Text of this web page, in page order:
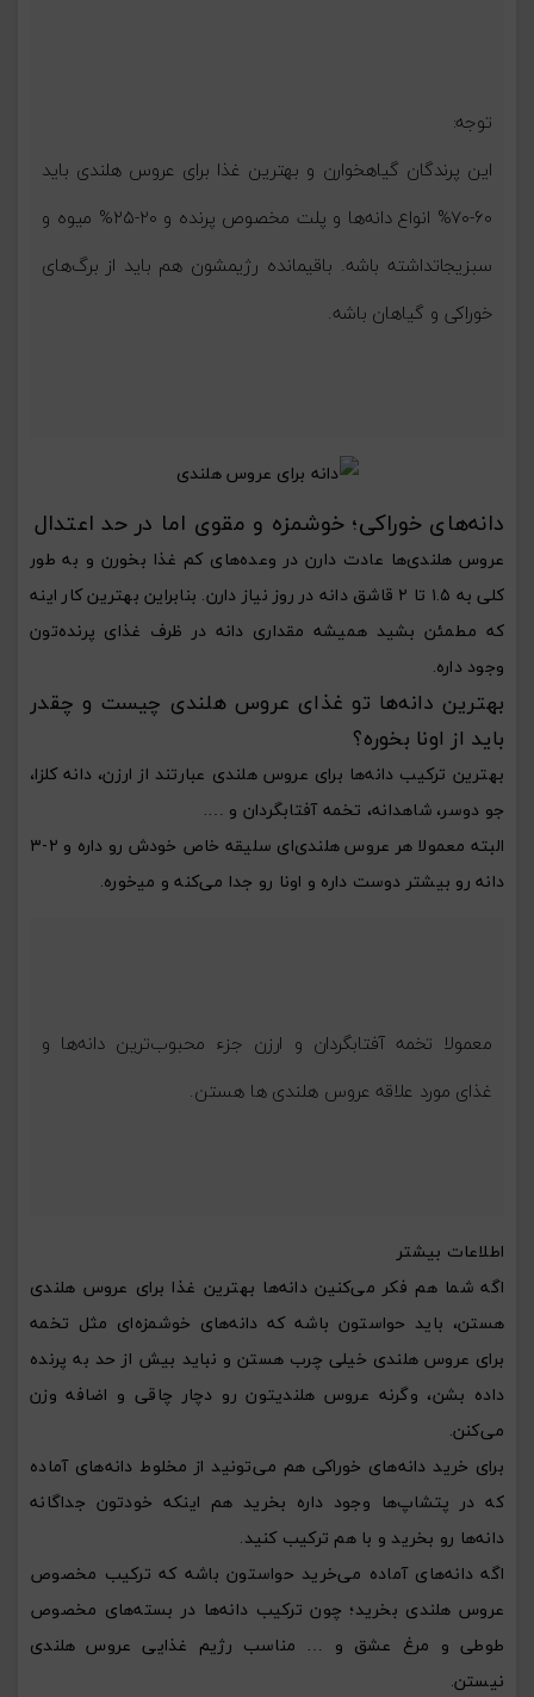
توجه:
این پرندگان گیاهخوارن و بهترین غذا برای عروس هلندی باید
۶۰-۷۰% انواع دانه‌ها و پلت مخصوص پرنده و ۲۰-۲۵% میوه‌ و
سبزیجاتداشته باشه. باقیمانده رژیمشون هم باید از برگ‌های
خوراکی و گیاهان باشه.
دانه‌های خوراکی؛ خوشمزه و مقوی اما در حد اعتدال
عروس هلندی‌ها عادت دارن در وعده‌های کم غذا بخورن و به طور
کلی به ۱.۵ تا ۲ قاشق دانه در روز نیاز دارن. بنابراین بهترین کار اینه
که مطمئن بشید همیشه مقداری دانه در ظرف غذای پرنده‌تون
وجود داره.
بهترین دانه‌ها تو غذای عروس هلندی چیست و چقدر
باید از اونا بخوره؟
بهترین ترکیب دانه‌ها برای عروس هلندی عبارتند از ارزن، دانه کلزا،
جو دوسر، شاهدانه، تخمه آفتابگردان و ….
البته معمولا هر عروس هلندی‌ای سلیقه خاص خودش رو داره و ۲-۳
دانه رو بیشتر دوست داره و اونا رو جدا می‌کنه و می‍‌خوره.
معمولا تخمه آفتابگردان و ارزن جزء محبوب‌ترین دانه‌ها و
غذای مورد علاقه عروس هلندی ها هستن.
اطلاعات بیشتر
اگه شما هم فکر می‌کنین دانه‌ها بهترین غذا برای عروس هلندی
هستن، باید حواستون باشه که دانه‌های خوشمزه‌ای مثل تخمه
برای عروس هلندی خیلی چرب هستن و نباید بیش از حد به پرنده
داده بشن، وگرنه عروس هلندیتون رو دچار چاقی و اضافه وزن
می‌کنن.
برای خرید دانه‌های خوراکی هم می‌تونید از مخلوط دانه‌های آماده
که در پتشاپ‌ها وجود داره بخرید هم اینکه خودتون جداگانه
دانه‌ها رو بخرید و با هم ترکیب کنید.
اگه دانه‌های آماده می‌خرید حواستون باشه که ترکیب مخصوص
عروس هلندی بخرید؛ چون ترکیب دانه‌ها در بسته‌های مخصوص
طوطی و مرغ عشق و … مناسب رژیم غذایی عروس هلندی
نیستن.